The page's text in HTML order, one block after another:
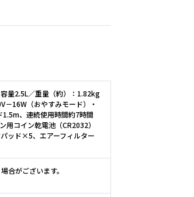
量2.5L／重量（約）：1.82kg
－16W（おやすみモード）・
、連続使用時間約7時間
用コイン乾電池（CR2032）
ッド×5、エアーフィルター
合がございます。